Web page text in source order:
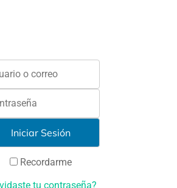
Recordarme
tu contraseña?